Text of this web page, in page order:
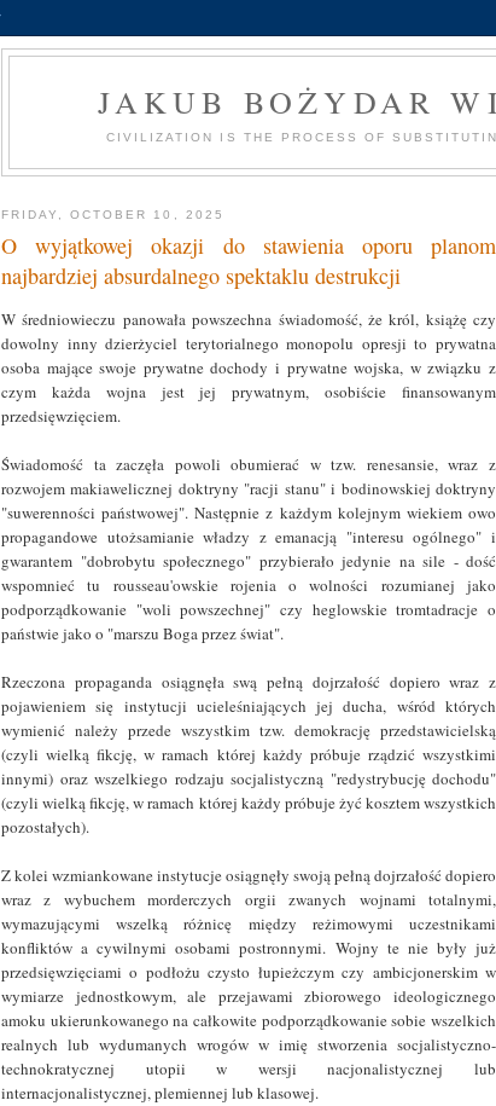
JAKUB BOŻYDAR
CIVILIZATION IS THE PROCESS OF
FRIDAY, OCTOBER 10, 2025
O wyjątkowej okazji do stawienia oporu planom
najbardziej absurdalnego spektaklu destrukcji
W średniowieczu panowała powszechna świadomość, że król, książę czy
dowolny inny dzierżyciel terytorialnego monopolu opresji to prywatna
osoba mające swoje prywatne dochody i prywatne wojska, w związku z
czym każda wojna jest jej prywatnym, osobiście finansowanym
przedsięwzięciem.
Świadomość ta zaczęła powoli obumierać w tzw. renesansie, wraz z
rozwojem makiawelicznej doktryny "racji stanu" i bodinowskiej doktryny
"suwerenności państwowej". Następnie z każdym kolejnym wiekiem owo
propagandowe utożsamianie władzy z emanacją "interesu ogólnego" i
gwarantem "dobrobytu społecznego" przybierało jedynie na sile - dość
wspomnieć tu rousseau'owskie rojenia o wolności rozumianej jako
podporządkowanie "woli powszechnej" czy heglowskie tromtadracje o
państwie jako o "marszu Boga przez świat".
Rzeczona propaganda osiągnęła swą pełną dojrzałość dopiero wraz z
pojawieniem się instytucji ucieleśniających jej ducha, wśród których
wymienić należy przede wszystkim tzw. demokrację przedstawicielską
(czyli wielką fikcję, w ramach której każdy próbuje rządzić wszystkimi
innymi) oraz wszelkiego rodzaju socjalistyczną "redystrybucję dochodu"
(czyli wielką fikcję, w ramach której każdy próbuje żyć kosztem wszystkich
pozostałych).
Z kolei wzmiankowane instytucje osiągnęły swoją pełną dojrzałość dopiero
wraz z wybuchem morderczych orgii zwanych wojnami totalnymi,
wymazującymi wszelką różnicę między reżimowymi uczestnikami
konfliktów a cywilnymi osobami postronnymi. Wojny te nie były już
przedsięwzięciami o podłożu czysto łupieżczym czy ambicjonerskim w
wymiarze jednostkowym, ale przejawami zbiorowego ideologicznego
amoku ukierunkowanego na całkowite podporządkowanie sobie wszelkich
realnych lub wydumanych wrogów w imię stworzenia socjalistyczno-
technokratycznej utopii w wersji nacjonalistycznej lub
internacjonalistycznej, plemiennej lub klasowej.